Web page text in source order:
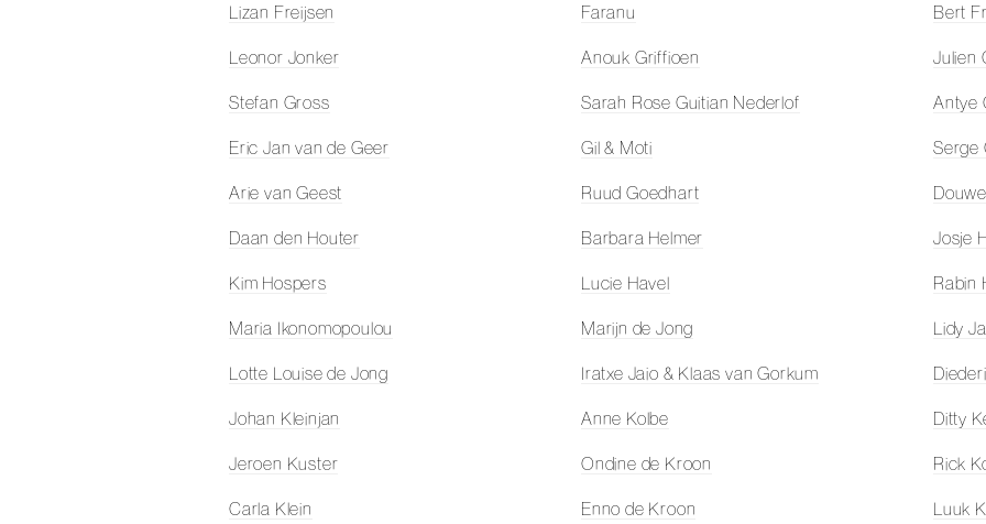
Lizan Freijsen Faranu Bert
Leonor Jonker Anouk Griffioen Julien
Stefan Gross Sarah Rose Guitian Nederlof Antye
Eric Jan van de Geer Gil & Moti Serge
Arie van Geest Ruud Goedhart
Daan den Houter Barbara Helmer Josje
Kim Hospers Lucie Havel Rabin
Maria Ikonomopoulou Marijn de Jong Lidy
Lotte Louise de Jong Iratxe Jaio & Klaas van Gorkum
Johan Kleinjan Anne Kolbe Ditty
Jeroen Kuster Ondine de Kroon Rick
Carla Klein Enno de Kroon Luuk